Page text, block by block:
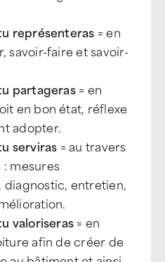
représenteras = en
savoir-faire et savoir-
partageras= en
en bon état, réflexe
adopter.
serviras = au travers
mesures
diagnostic, entretien,
valoriseras= en
afin de créer de